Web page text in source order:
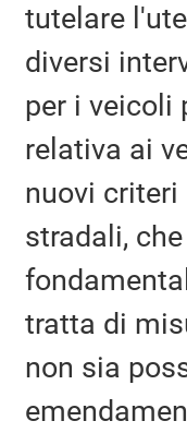
tutelare
diversi
per i veicoli
relativa ai
nuovi
stradali,
tratta di
non sia